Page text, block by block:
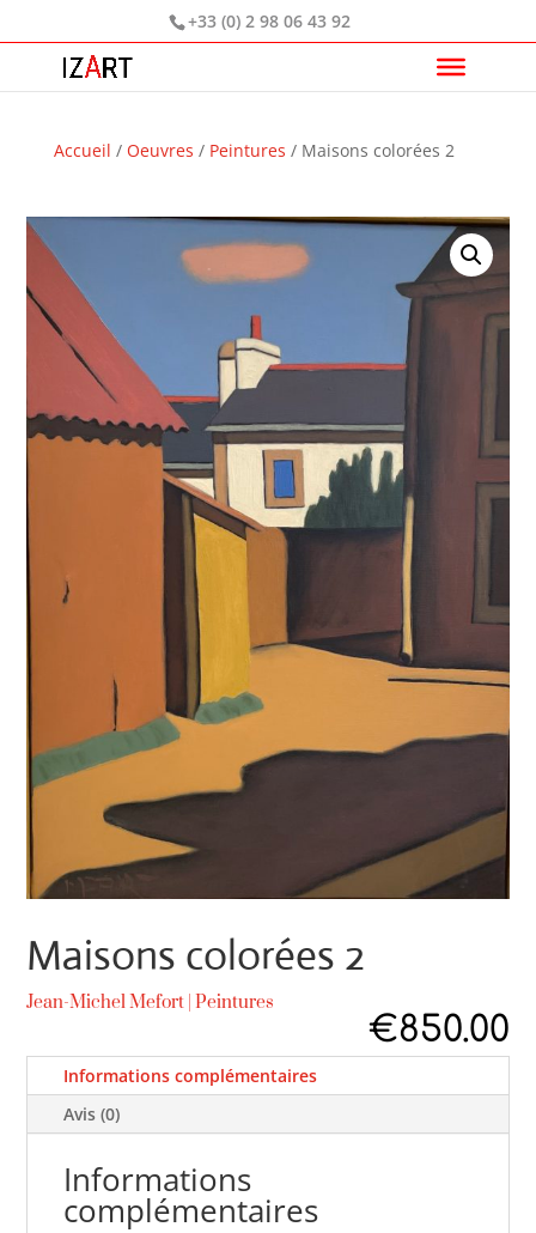
+33 (0) 2 98 06 43 92
Accueil / Oeuvres / Peintures / Maisons colorées 2
Maisons colorées 2
Jean-Michel Mefort |Peintures
€850.00
Informations complémentaires
Avis (0)
Informations
complémentaires